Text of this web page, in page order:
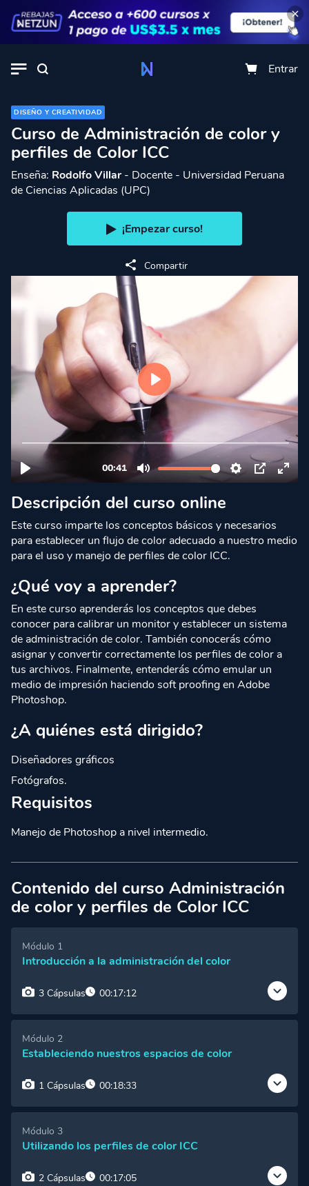
Entrar
DISEÑO Y CREATIVIDAD
Curso de Administración de color y
perfiles de Color ICC
Enseña: Rodolfo Villar- Docente - Universidad Peruana
de Ciencias Aplicadas (UPC)
¡Empezar curso!
Compartir
Descripción del curso online
Este curso imparte los conceptos básicos y necesarios
para establecer un flujo de color adecuado a nuestro medio
para el uso y manejo de perfiles de color ICC.
¿Qué voy a aprender?
En este curso aprenderás los conceptos que debes
conocer para calibrar un monitor y establecer un sistema
de administración de color. También conocerás cómo
asignar y convertir correctamente los perfiles de color a
tus archivos. Finalmente, entenderás cómo emular un
medio de impresión haciendo soft proofing en Adobe
Photoshop.
¿A quiénes está dirigido?
Diseñadores gráficos
Fotógrafos.
Requisitos
Manejo de Photoshop a nivel intermedio.
Contenido del curso Administración
de color y perfiles de Color ICC
Módulo 1
Introducción a la administración del color
3 Cápsulas 00:17:12
de color
Acceso Premium
Cápsula 3:Teoría básica de color digital Acceso Premium
Módulo 2
Estableciendo nuestros espacios de color
1 Cápsulas 00:18:33
Módulo 3
Utilizando los perfiles de color ICC
2 Cápsulas 00:17:05